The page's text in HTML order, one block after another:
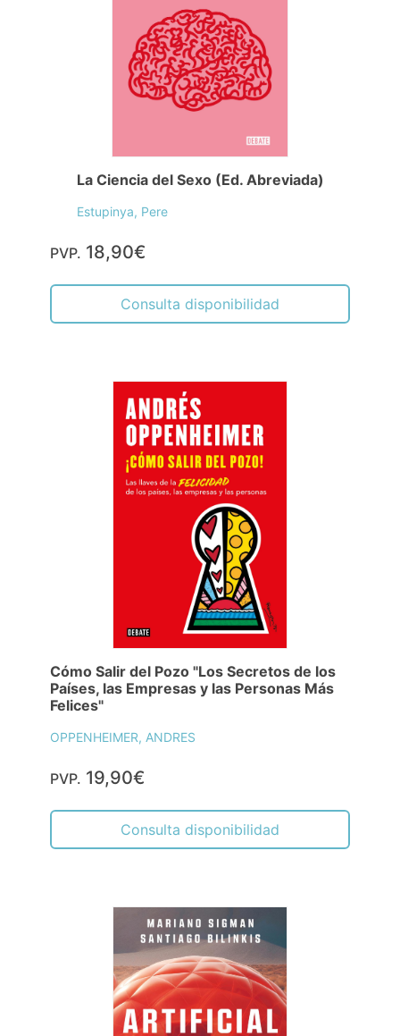
La Ciencia del Sexo (Ed. Abreviada)
Estupinya, Pere
PVP. 18,90€
Consulta disponibilidad
Cómo Salir del Pozo "Los Secretos de los
Países, las Empresas y las Personas Más
Felices"
OPPENHEIMER, ANDRES
PVP. 19,90€
Consulta disponibilidad